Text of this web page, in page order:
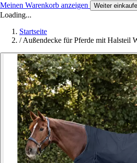
Meinen Warenkorb anzeigen Weiter
Loading...
Startseite
/ Außendecke für Pferde mit Halsteil